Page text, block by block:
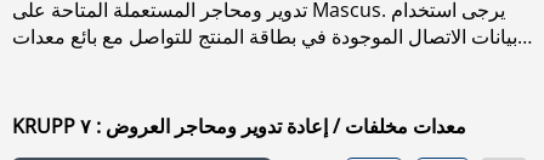
تدوير ومحاجر المستعملة المتاحة على Mascus. يرجى استخدام
بيانات الاتصال الموجودة في بطاقة المنتج للتواصل مع بائع معدات
KRUPP معدات مخلفات / إعادة تدوير ومحاجر العروض : ٧